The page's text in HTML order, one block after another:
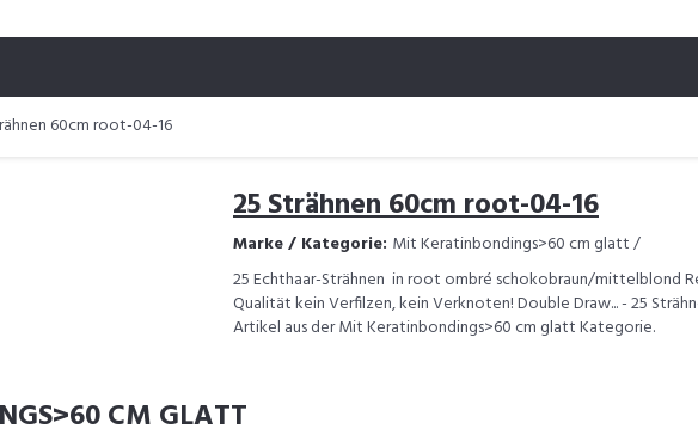
60cm root-04-16
25 Strähnen 60cm root-04-16
Marke / Kategorie: Mit Keratinbondings>60 cm glatt /
25 Echthaar-Strähnen in root ombré schokobraun/mittelblond
Qualität kein Verfilzen, kein Verknoten! Double Draw... - 25
Artikel aus der Mit Keratinbondings>60 cm glatt Kategorie.
CM GLATT